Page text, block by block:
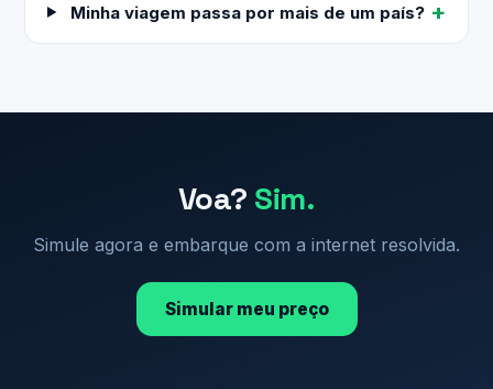
Minha viagem passa por mais de um país?
Voa? Sim.
Simule agora e embarque com a internet resolvida.
Simular meu preço